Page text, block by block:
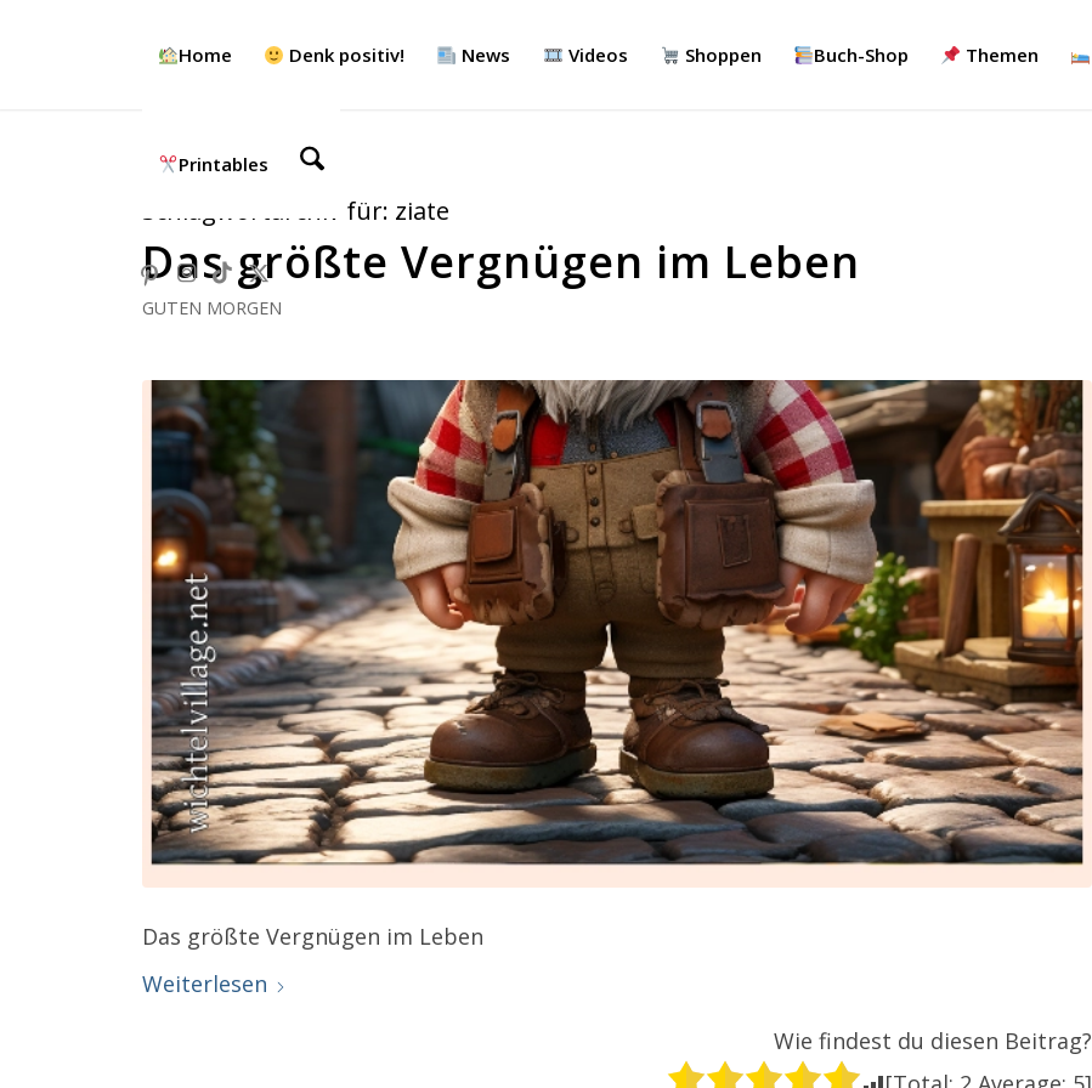
Home Denk positiv! News Videos Shoppen Buch-Shop Themen
Printables
Schlagwortarchiv für: ziate
Das größte Vergnügen im Leben
GUTEN MORGEN
Das größte Vergnügen im Leben
Weiterlesen
Wie findest du diesen Beitrag?